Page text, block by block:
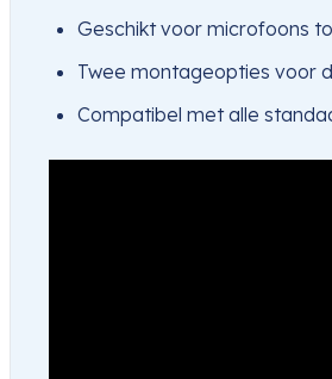
Geschikt voor microfoons
Twee montageopties voor
Compatibel met alle